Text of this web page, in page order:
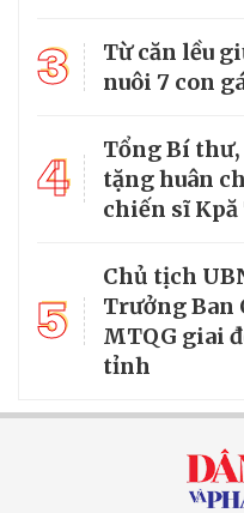
3
Từ căn lều
nuôi 7 con
4
Tổng Bí
tặng huân
chiến sĩ
5
Chủ tịch
Trưởng Ban
MTQG giai
tỉnh